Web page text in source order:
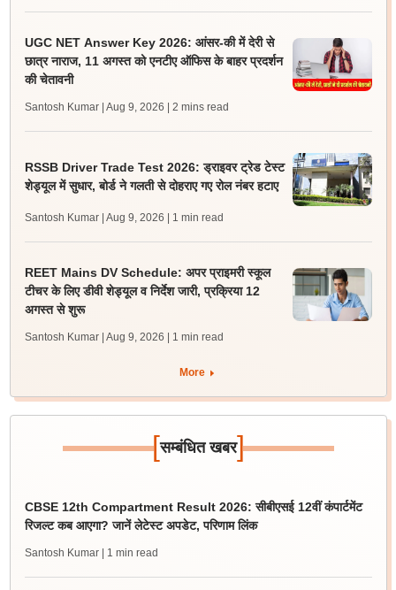
UGC NET Answer Key 2026: आंसर-की में देरी से
छात्र नाराज, 11 अगस्त को एनटीए ऑफिस के बाहर प्रदर्शन
की चेतावनी
Santosh Kumar | Aug 9, 2026 | 2 mins read
RSSB Driver Trade Test 2026: ड्राइवर ट्रेड टेस्ट
शेड्यूल में सुधार, बोर्ड ने गलती से दोहराए गए रोल नंबर हटाए
Santosh Kumar | Aug 9, 2026 | 1 min read
REET Mains DV Schedule: अपर प्राइमरी स्कूल
टीचर के लिए डीवी शेड्यूल व निर्देश जारी, प्रक्रिया 12
अगस्त से शुरू
Santosh Kumar | Aug 9, 2026 | 1 min read
More
[सम्बंधित खबर]
CBSE 12th Compartment Result 2026: सीबीएसई 12वीं कंपार्टमेंट
रिजल्ट कब आएगा? जानें लेटेस्ट अपडेट, परिणाम लिंक
Santosh Kumar | 1 min read